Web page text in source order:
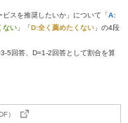
スを推奨したいか」について「A:
ない 」「D:全く薦めたくない 」の4段
5回答、D=1-2回答として割合を算
）